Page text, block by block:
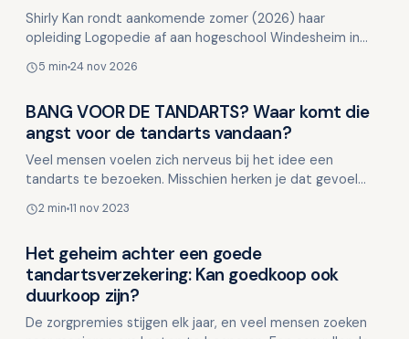
Shirly Kan rondt aankomende zomer (2026) haar
opleiding Logopedie af aan hogeschool Windesheim in
5 min 24 nov 2026
Overig nieuws
BANG VOOR DE TANDARTS? Waar komt die
angst voor de tandarts vandaan?
Veel mensen voelen zich nerveus bij het idee een
tandarts te bezoeken. Misschien herken je dat gevoel
de n…
2 min 11 nov 2023
Overig nieuws
Het geheim achter een goede
tandartsverzekering: Kan goedkoop ook
duurkoop zijn?
De zorgpremies stijgen elk jaar, en veel mensen zoeken